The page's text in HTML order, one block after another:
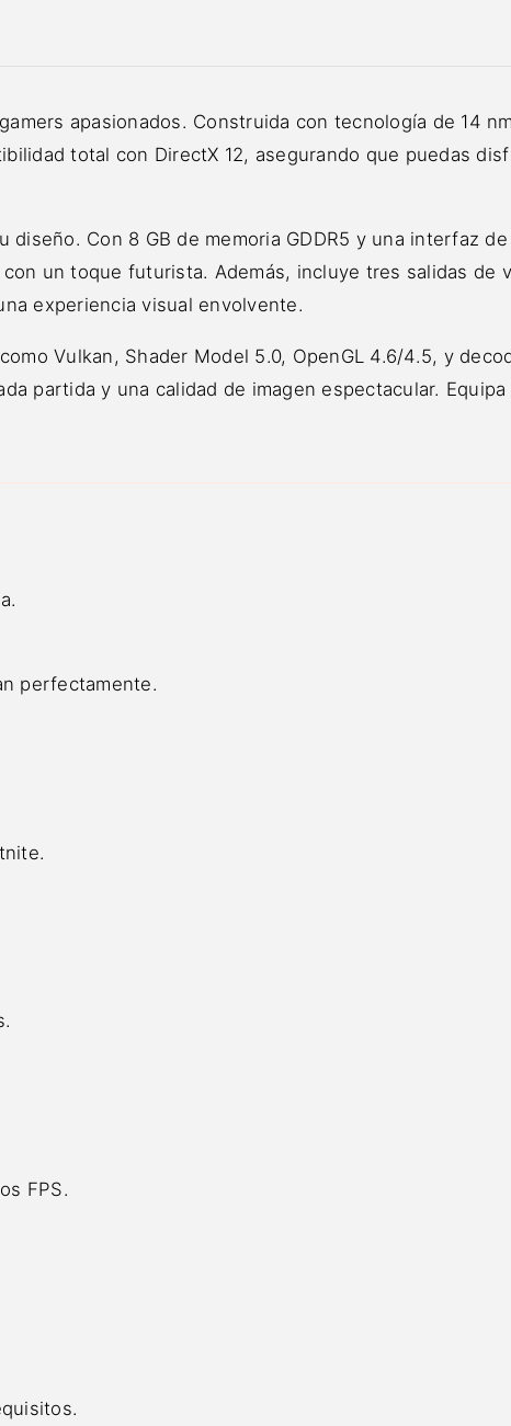
apasionados. Construida con tecnología de 14
total con DirectX 12, asegurando que puedas
Con 8 GB de memoria GDDR5 y una interfaz
un toque futurista. Además, incluye tres salidas de
experiencia visual envolvente.
Vulkan, Shader Model 5.0, OpenGL 4.6/4.5, y
partida y una calidad de imagen espectacular.
perfectamente.
FPS.